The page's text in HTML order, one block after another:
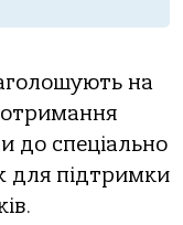
на
до спеціально
для підтримки